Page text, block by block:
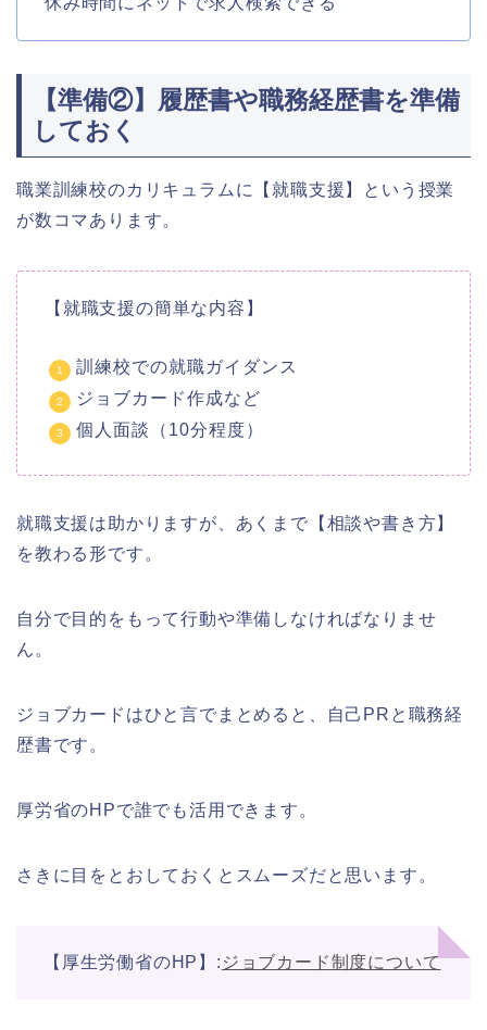
【準備②】履歴書や職務経歴書を準備
しておく
職業訓練校のカリキュラムに【就職支援】という授業
が数コマあります。
【就職支援の簡単な内容】
訓練校での就職ガイダンス
ジョブカード作成など
個人面談（10分程度）
就職支援は助かりますが、あくまで【相談や書き方】
を教わる形です。
自分で目的をもって行動や準備しなければなりませ
ん。
ジョブカードはひと言でまとめると、自己PRと職務経
歴書です。
厚労省のHPで誰でも活用できます。
さきに目をとおしておくとスムーズだと思います。
【厚生労働省のHP】: ジョブカード制度について